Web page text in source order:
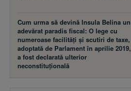
Cum urma să devină Insula Belina un
adevărat paradis fiscal: O lege cu
numeroase facilităţi şi scutiri de taxe,
adoptată de Parlament în aprilie 2019,
a fost declarată ulterior
neconstituţională